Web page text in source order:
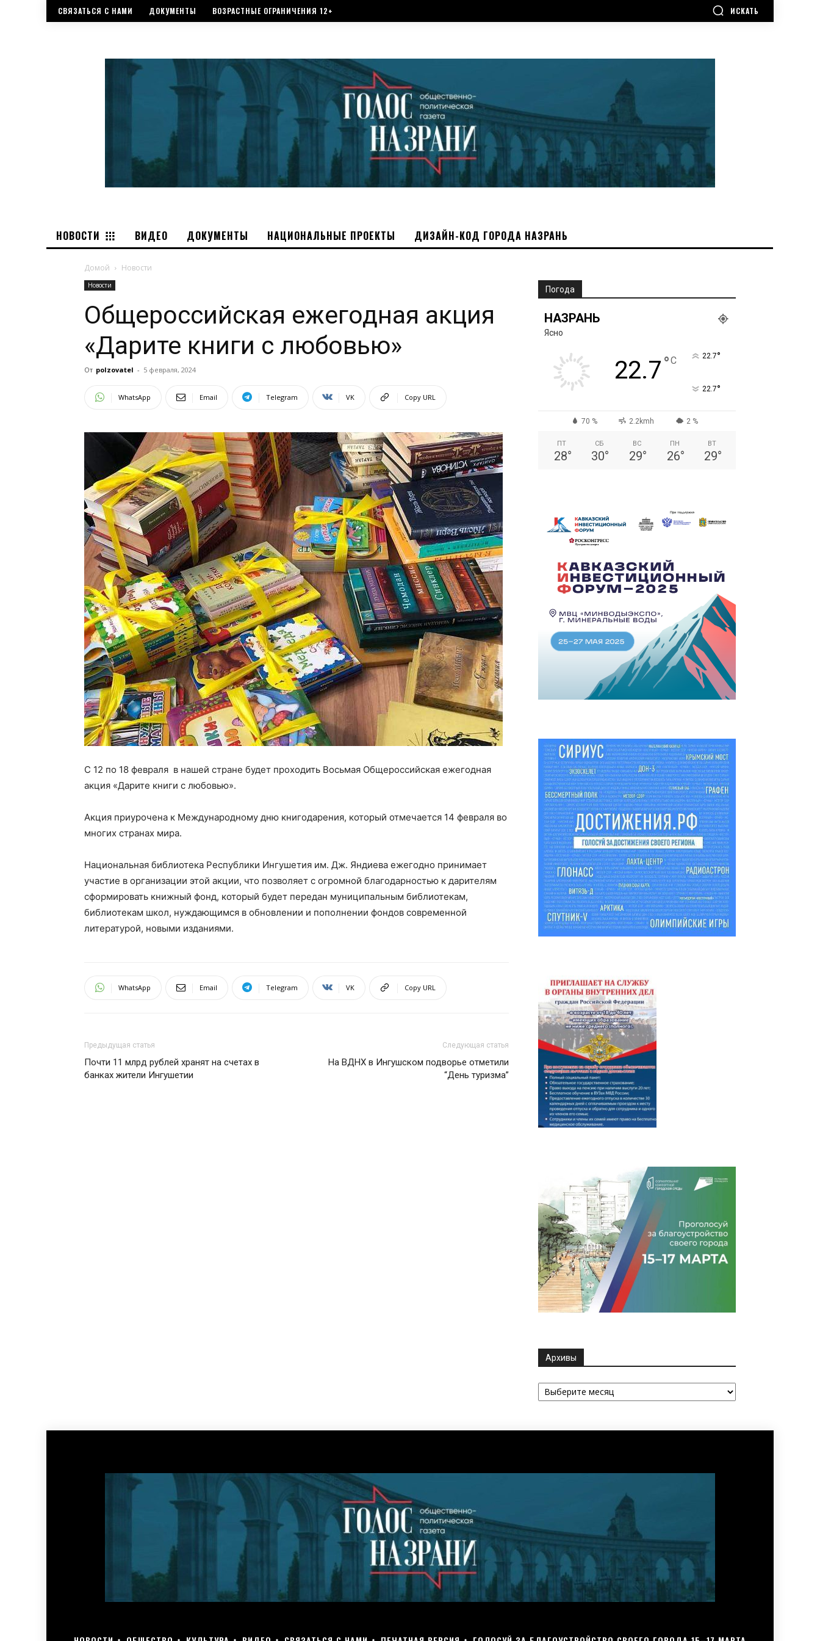
СВЯЗАТЬСЯ С НАМИ ДОКУМЕНТЫ ВОЗРАСТНЫЕ ОГРАНИЧЕНИЯ 12+ ИСКАТЬ
НОВОСТИ ВИДЕО ДОКУМЕНТЫ НАЦИОНАЛЬНЫЕ ПРОЕКТЫ ДИЗАЙН-КОД ГОРОДА НАЗРАНЬ
Домой Новости
Новости
Общероссийская ежегодная акция
«Дарите книги с любовью»
От polzovatel - 5 февраля, 2024
WhatsApp Email Telegram VK Copy URL
С 12 по 18 февраля в нашей стране будет проходить Восьмая Общероссийская ежегодная
акция «Дарите книги с любовью».
Акция приурочена к Международному дню книгодарения, который отмечается 14 февраля во
многих странах мира.
Национальная библиотека Республики Ингушетия им. Дж. Яндиева ежегодно принимает
участие в организации этой акции, что позволяет с огромной благодарностью к дарителям
сформировать книжный фонд, который будет передан муниципальным библиотекам,
библиотекам школ, нуждающимся в обновлении и пополнении фондов современной
литературой, новыми изданиями.
WhatsApp Email Telegram VK Copy URL
Предыдущая статья
Почти 11 млрд рублей хранят на счетах в
банках жители Ингушетии
Следующая статья
На ВДНХ в Ингушском подворье отметили
“День туризма”
Погода
НАЗРАНЬ
Ясно
22.7°C 22.7°
22.7°
70 % 2.2kmh 2 %
ПТ
28°
СБ
30°
ВС
29°
ПН
26°
ВТ
29°
Архивы
Архивы